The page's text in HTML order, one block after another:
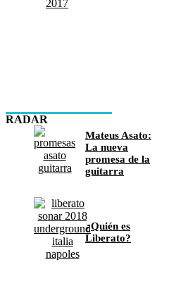
RADAR
Mateus Asato:
La nueva
promesa de la
guitarra
¿Quién es
Liberato?